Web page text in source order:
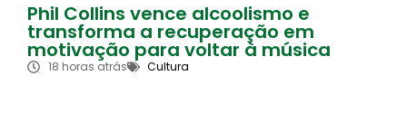
Phil Collins vence alcoolismo e
transforma a recuperação em
motivação para voltar à música
18 horas atrás Cultura